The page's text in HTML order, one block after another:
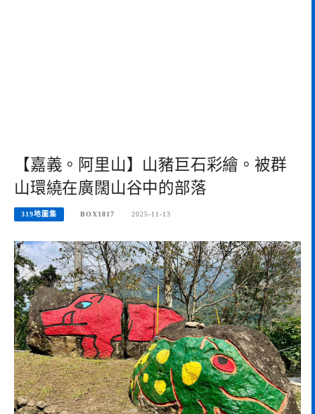
【嘉義。阿里山】山豬巨石彩繪。被群
山環繞在廣闊山谷中的部落
319地圖集 BOX1817 2025-11-13